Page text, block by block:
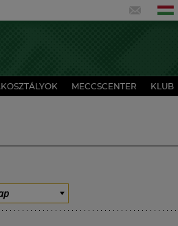
MECCSCENTER KLUB